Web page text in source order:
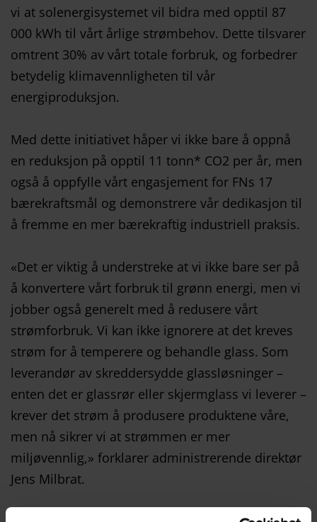
vi at solenergisystemet vil bidra med opptil 87
000 kWh til vårt årlige strømbehov. Dette tilsvarer
omtrent 30% av vårt totale forbruk, og forbedrer
betydelig klimavennligheten til vår
energiproduksjon.
Med dette initiativet håper vi ikke bare å oppnå
en reduksjon på opptil 11 tonn* CO2 per år, men
også å oppfylle vårt engasjement for FNs 17
bærekraftsmål og demonstrere vår dedikasjon til
å fremme en mer bærekraftig industriell praksis.
«Det er viktig å understreke at vi ikke bare ser på
å konvertere vårt forbruk til grønn energi, men vi
jobber også generelt med å redusere vårt
strømforbruk. Vi kan ikke ignorere at det kreves
strøm for å temperere og behandle glass. Som
leverandør av skreddersydde glassløsninger –
enten det er glassrør eller skjermglass vi leverer –
krever det strøm å produsere produktene våre,
men nå sikrer vi at strømmen er mer
miljøvennlig,» forklarer administrerende direktør
Jens Milbrat.